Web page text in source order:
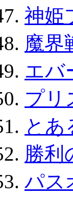
神姫
魔界
エバ
プリ
とあ
勝利
パス